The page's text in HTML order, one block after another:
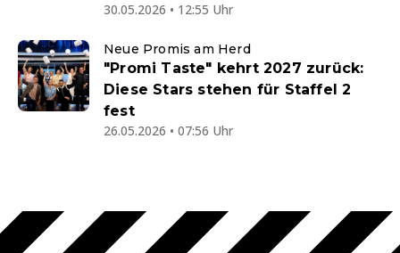
30.05.2026 • 12:55 Uhr
Neue Promis am Herd
"Promi Taste" kehrt 2027 zurück:
Diese Stars stehen für Staffel 2
fest
26.05.2026 • 07:56 Uhr